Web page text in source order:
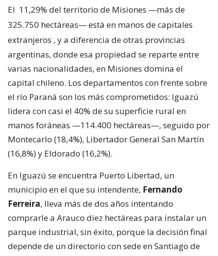
El 11,29% del territorio de Misiones —más de
325.750 hectáreas— está en manos de capitales
extranjeros , y a diferencia de otras provincias
argentinas, donde esa propiedad se reparte entre
varias nacionalidades, en Misiones domina el
capital chileno. Los departamentos con frente sobre
el río Paraná son los más comprometidos: Iguazú
lidera con casi el 40% de su superficie rural en
manos foráneas —114.400 hectáreas—, seguido por
Montecarlo (18,4%), Libertador General San Martín
(16,8%) y Eldorado (16,2%).
En Iguazú se encuentra Puerto Libertad, un
municipio en el que su intendente, Fernando
Ferreira, lleva más de dos años intentando
comprarle a Arauco diez hectáreas para instalar un
parque industrial, sin éxito, porque la decisión final
depende de un directorio con sede en Santiago de